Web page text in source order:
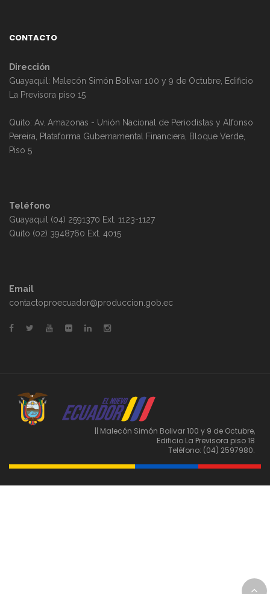
CONTACTO
Dirección
Guayaquil: Malecón Simón Bolivar 100 y 9 de Octubre, Edificio
La Previsora piso 15
Quito: Av. Amazonas - Unión Nacional de Periodistas y Alfonso
Pereira, Plataforma Gubernamental Financiera, Bloque Verde,
Piso 5
Teléfono
Guayaquil (04) 2591370 Ext. 1123-1127
Quito (02) 3948760 Ext. 4015
Email
contactoproecuador@produccion.gob.ec
|| Malecón Simón Bolivar 100 y 9 de Octubre,
Edificio La Previsora piso 18
Teléfono: (04) 2597980.